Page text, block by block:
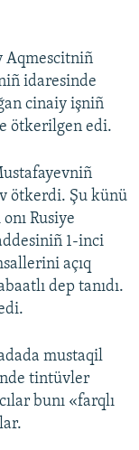
Aqmescitniñ
idaresinde
cinaiy işniñ
ötkerilgen edi.
ötkerdi. Şu künü
Rusiye
1-inci
açıq
dep tanıdı.
mustaqil
tintüvler
bunı «farqlı